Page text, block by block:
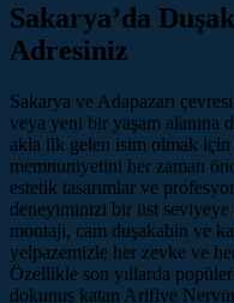
Sakarya’da
Adresiniz
Sakarya ve Adapazarı
veya yeni bir yaşam alanına
akla ilk gelen isim olmak için
memnuniyetini her zaman
estetik tasarımlar ve
deneyiminizi bir üst seviyeye
montajı, cam duşakabin ve
yelpazemizle her zevke ve
Özellikle son yıllarda
dokunuş katan Arifiye